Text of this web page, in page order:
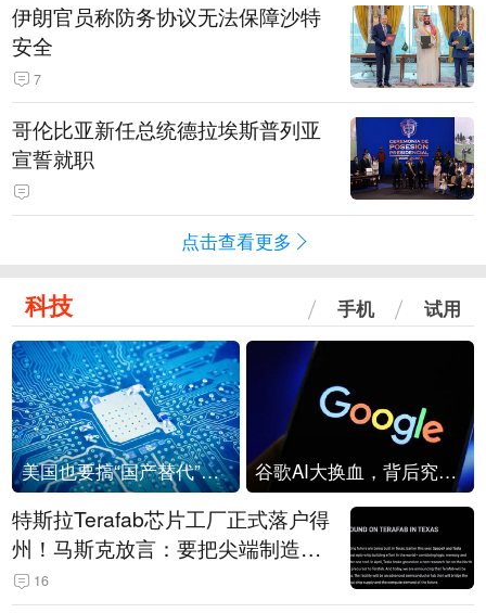
伊朗官员称防务协议无法保障沙特
安全
7
哥伦比亚新任总统德拉埃斯普列亚
宣誓就职
点击查看更多
科技 手机 试用
美国也要搞“国产替代”？先算清三笔账 谷歌AI大换血，背后究竟发生了什么？
特斯拉Terafab芯片工厂正式落户得
州！马斯克放言：要把尖端制造带
回美国
16